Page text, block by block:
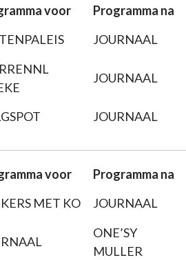
voor
Programma na
JOURNAAL
JOURNAAL
JOURNAAL
voor
Programma na
MET KO
JOURNAAL
ONE’SY
MULLER